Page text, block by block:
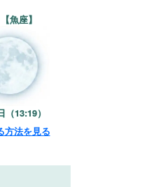
魚座】
（13:19）
方法を見る